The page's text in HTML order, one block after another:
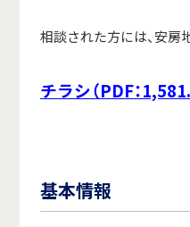
相談された方には、安房
チラシ（PDF：
基本情報